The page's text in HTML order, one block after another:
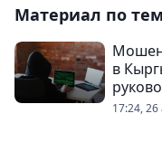
Материал по
в
17:24,